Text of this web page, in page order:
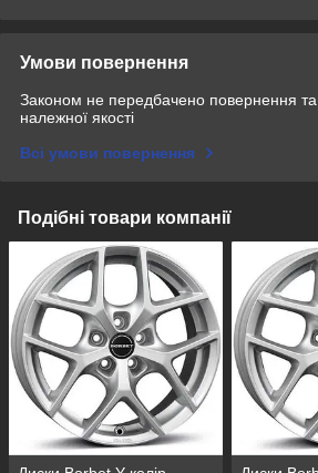
Умови повернення
Законом не передбачено повернення та
належної якості
Всі умови повернення
Подібні товари компанії